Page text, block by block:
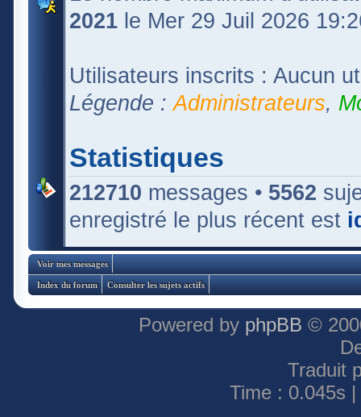
2021 le Mer 29 Juil 2026
Utilisateurs inscrits : Aucun
Légende :Administrateurs,
Statistiques
212710 messages • 5562
enregistré le plus récent est
Voir mes messages
Index du forum Consulter les sujets actifs
Powered by phpBB ©
Traduit
Time : 0.045s